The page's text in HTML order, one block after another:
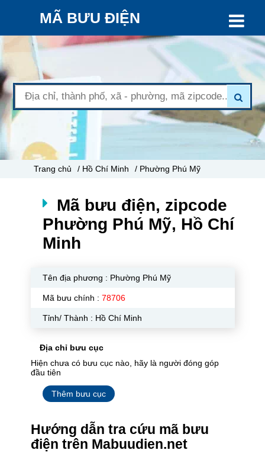
MÃ BƯU ĐIỆN
Trang chủ / Hồ Chí Minh / Phường Phú Mỹ
Mã bưu điện, zipcode
Phường Phú Mỹ, Hồ Chí
Minh
Tên địa phương : Phường Phú Mỹ
Mã bưu chính : 78706
Tỉnh/ Thành : Hồ Chí Minh
Địa chỉ bưu cục
Hiện chưa có bưu cục nào, hãy là người đóng góp
đầu tiên
Thêm bưu cục
Hướng dẫn tra cứu mã bưu
điện trên Mabuudien.net